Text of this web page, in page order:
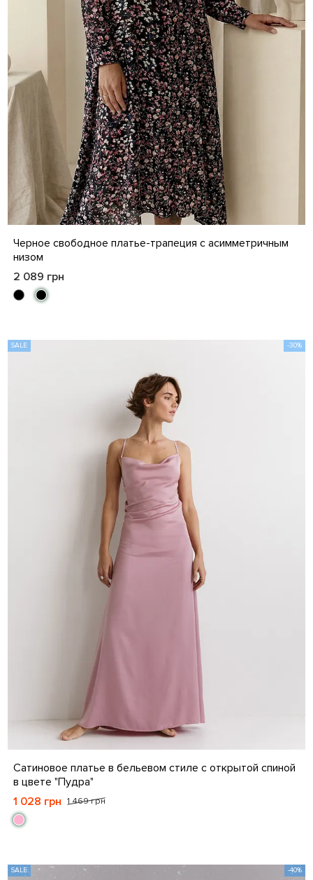
M L XL XXL
Черное свободное платье-трапеция с асимметричным
низом
2 089 грн
XS S M
Сатиновое платье в бельевом стиле с открытой спиной
в цвете "Пудра"
1 469 грн
1 028 грн